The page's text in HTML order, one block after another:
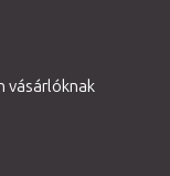
vásárlóknak